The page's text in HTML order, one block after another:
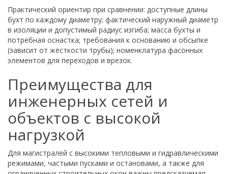
Практический ориентир при сравнении: доступные длины
бухт по каждому диаметру; фактический наружный диаметр
в изоляции и допустимый радиус изгиба; масса бухты и
потребная оснастка; требования к основанию и обсыпке
(зависит от жёсткости трубы); номенклатура фасонных
элементов для переходов и врезок.
Преимущества для
инженерных сетей и
объектов с высокой
нагрузкой
Для магистралей с высокими тепловыми и гидравлическими
режимами, частыми пусками и остановами, а также для